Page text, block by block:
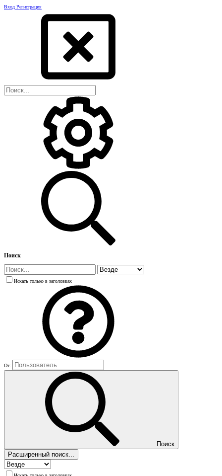
Вход Регистрация
Поиск
Искать только в заголовках
От:
Поиск
Расширенный поиск...